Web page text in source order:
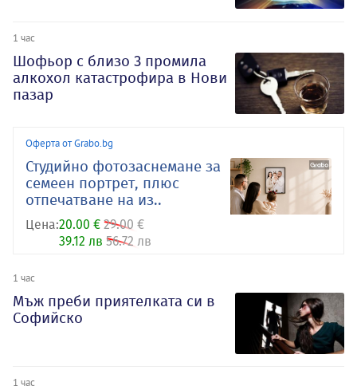
1 час
Шофьор с близо 3 промила
алкохол катастрофира в Нови
пазар
Оферта от Grabo.bg
Студийно фотозаснемане за
семеен портрет, плюс
отпечатване на из..
Цена:20.00 € 29.00 €
39.12 лв 56.72 лв
1 час
Мъж преби приятелката си в
Софийско
1 час